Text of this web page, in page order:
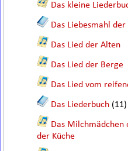
Das kleine
Das Liebesmahl der
Das Lied der Alten
Das Lied der Berge
Das Lied vom
Das Liederbuch (11)
Das Milchmädchen
der Küche